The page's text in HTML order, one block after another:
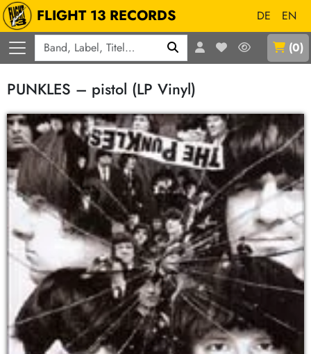
FLIGHT 13 RECORDS DE
EN
(0)
PUNKLES – pistol (LP Vinyl)